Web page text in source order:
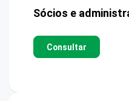
Sócios e
Consultar